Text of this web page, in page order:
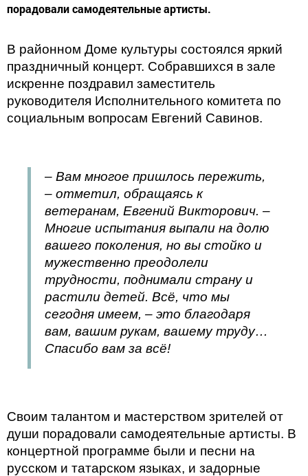
порадовали самодеятельные артисты.
В районном Доме культуры состоялся яркий
праздничный концерт. Собравшихся в зале
искренне поздравил заместитель
руководителя Исполнительного комитета по
социальным вопросам Евгений Савинов.
– Вам многое пришлось пережить,
– отметил, обращаясь к
ветеранам, Евгений Викторович. –
Многие испытания выпали на долю
вашего поколения, но вы стойко и
мужественно преодолели
трудности, поднимали страну и
растили детей. Всё, что мы
сегодня имеем, – это благодаря
вам, вашим рукам, вашему труду…
Спасибо вам за всё!
Своим талантом и мастерством зрителей от
души порадовали самодеятельные артисты. В
концертной программе были и песни на
русском и татарском языках, и задорные